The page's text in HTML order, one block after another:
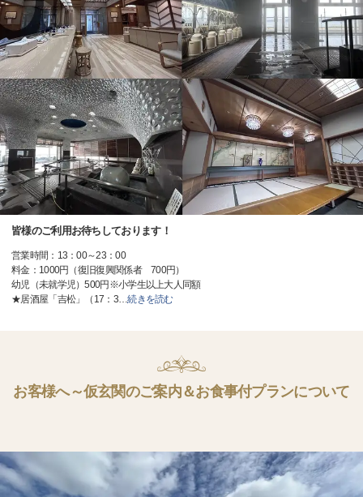
皆様のご利用お待ちしております！
営業時間：13：00～23：00
料金：1000円（復旧復興関係者 700円）
幼児（未就学児）500円※小学生以上大人同額
★居酒屋「吉松」（17：3…続きを読む
お客様へ～仮玄関のご案内＆お食事付プランについて